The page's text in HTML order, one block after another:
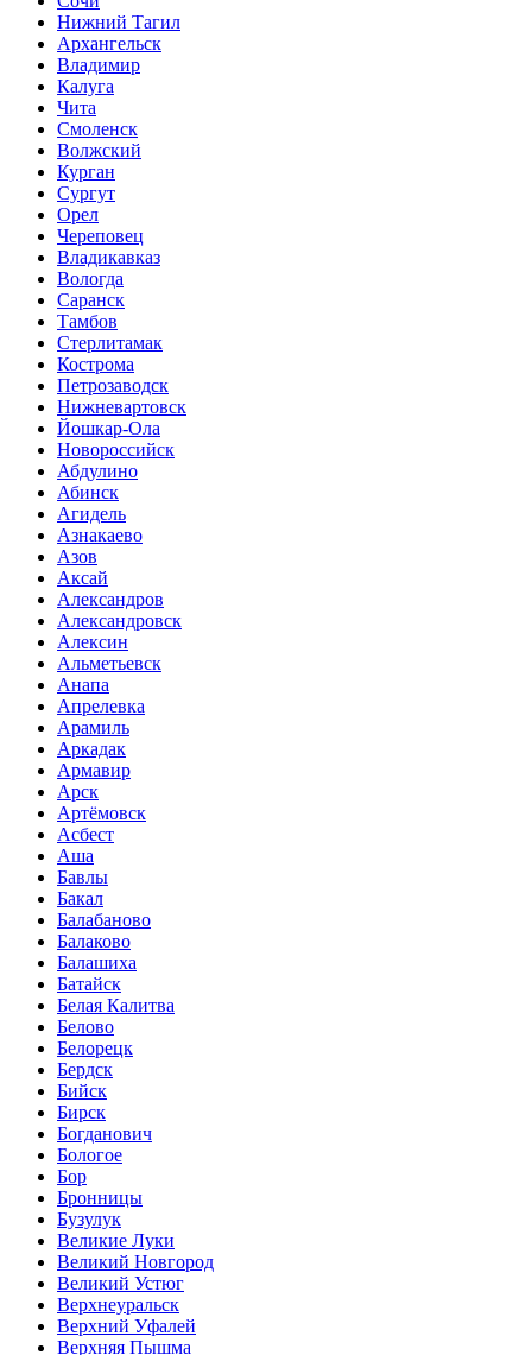
Нижний Тагил
Архангельск
Владимир
Калуга
Чита
Смоленск
Волжский
Курган
Сургут
Орел
Череповец
Владикавказ
Вологда
Саранск
Тамбов
Стерлитамак
Кострома
Петрозаводск
Нижневартовск
Йошкар-Ола
Новороссийск
Абдулино
Абинск
Агидель
Азнакаево
Азов
Аксай
Александров
Александровск
Алексин
Альметьевск
Анапа
Апрелевка
Арамиль
Аркадак
Армавир
Арск
Артёмовск
Асбест
Аша
Бавлы
Бакал
Балабаново
Балаково
Балашиха
Батайск
Белая Калитва
Белово
Белорецк
Бердск
Бийск
Бирск
Богданович
Бологое
Бор
Бронницы
Бузулук
Великие Луки
Великий Новгород
Великий Устюг
Верхнеуральск
Верхний Уфалей
Верхняя Пышма